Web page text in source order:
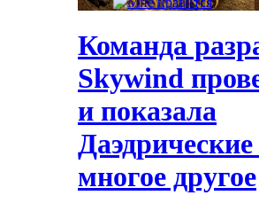
Команда
Skywind
и показала
многое другое